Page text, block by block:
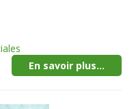
En savoir plus...